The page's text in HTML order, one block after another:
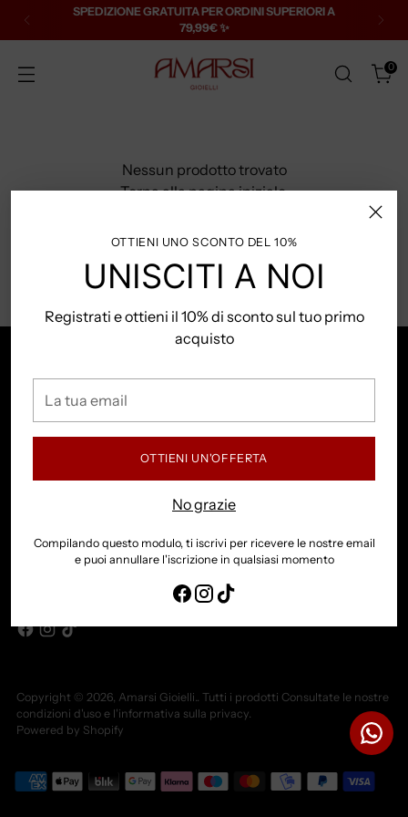
SPEDIZIONE GRATUITA PER ORDINI SUPERIORI A
79,99€ ✨
0
OTTIENI UNO SCONTO DEL 10%
UNISCITI A NOI
Registrati e ottieni il 10% di sconto sul tuo primo
acquisto
tua
email
OTTIENI UN'OFFERTA
No grazie
Compilando questo modulo, ti iscrivi per ricevere le nostre email
e puoi annullare l'iscrizione in qualsiasi momento
Nessun prodotto trovato
Torna alla pagina iniziale.
CUSTOMER CARE:
INFO LEGALI E SPEDIZIONI
ISCRIVITI ALLA NEWSLETTER E RICEVI SUBITO IL 10% DI SCONTO DA
UTILIZZARE PER IL TUO PRIMO ORDINE
Copyright © 2026, Amarsi Gioielli.. Tutti i prodotti Consultate le nostre
condizioni d'uso e l'informativa sulla privacy.
Powered by Shopify